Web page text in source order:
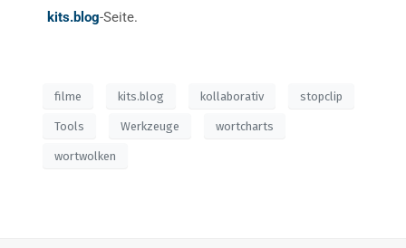
kits.blog-Seite.
filme kits.blog kollaborativ stopclip
Tools Werkzeuge wortcharts
wortwolken